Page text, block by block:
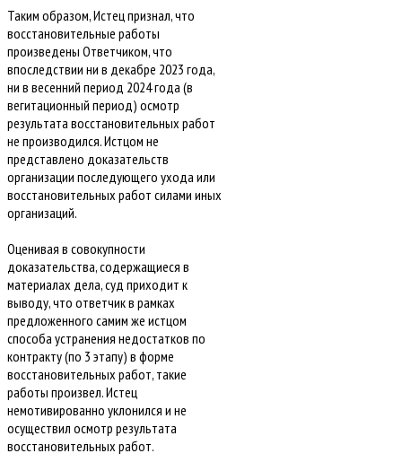
Таким образом, Истец признал, что
восстановительные работы
произведены Ответчиком, что
впоследствии ни в декабре 2023 года,
ни в весенний период 2024 года (в
вегитационный период) осмотр
результата восстановительных работ
не производился. Истцом не
представлено доказательств
организации последующего ухода или
восстановительных работ силами иных
организаций.
Оценивая в совокупности
доказательства, содержащиеся в
материалах дела, суд приходит к
выводу, что ответчик в рамках
предложенного самим же истцом
способа устранения недостатков по
контракту (по 3 этапу) в форме
восстановительных работ, такие
работы произвел. Истец
немотивированно уклонился и не
осуществил осмотр результата
восстановительных работ.